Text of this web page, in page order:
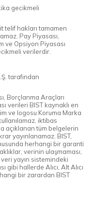
gecikmeli
telif hakları tamamen
Pay Piyasası,
ve Opsiyon Piyasası
verilerdir.
tarafından
Borçlanma Araçları
verileri BIST kaynaklı en
ve logosu Koruma Marka
iktibas
açıklanan tüm belgelerin
yayınlanamaz. BIST,
herhangi bir garanti
verinin ulaşmaması,
veri yayın sistemindeki
gibi hallerde Alıcı, Alt Alıcı
bir zarardan BIST